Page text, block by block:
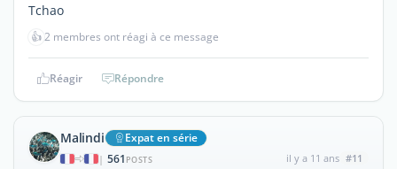
Tchao
👍2 membres ont réagi à ce message
Réagir Répondre
Malindi Expat en série
| 561 POSTS il y a 11 ans #11